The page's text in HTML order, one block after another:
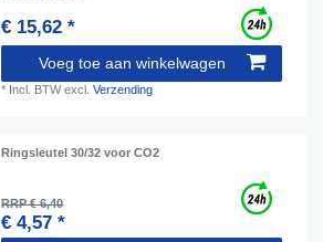
€ 15,62 *
Voeg toe aan winkelwagen
* Incl. BTWexcl.Verzending
Ringsleutel 30/32 voor CO2
RRP € 6,40
€ 4,57 *